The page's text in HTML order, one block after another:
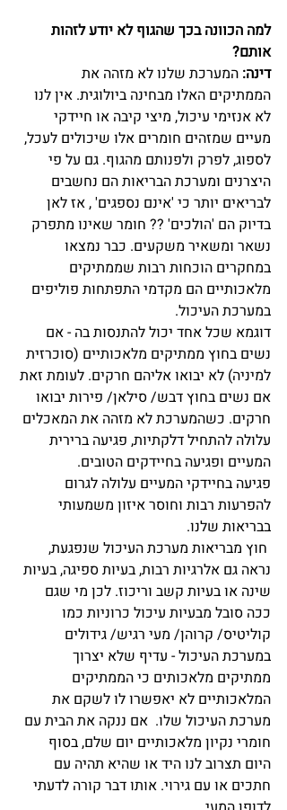
למה הכוונה בכך שהגוף לא יודע לזהות
אותם?
דינה: המערכת שלנו לא מזהה את
הממתיקים האלו מבחינה ביולוגית. אין לנו
לא אנזימי עיכול, מיצי קיבה או חיידקי
מעיים שמזהים חומרים אלו שיכולים לעכל,
לספוג, לפרק ולפנותם מהגוף. גם על פי
היצרנים ומערכת הבריאות הם נחשבים
לבריאים יותר כי 'אינם נספגים' , אז לאן
בדיוק הם 'הולכים' ?? חומר שאינו מתפרק
נשאר ומשאיר משקעים. כבר נמצאו
במחקרים הוכחות רבות שממתיקים
מלאכותיים הם מקדמי התפתחות פוליפים
במערכת העיכול.
דוגמא שכל אחד יכול להתנסות בה - אם
נשים בחוץ ממתיקים מלאכותיים (סוכרזית
למיניה) לא יבואו אליהם חרקים. לעומת זאת
אם נשים בחוץ דבש/ סילאן/ פירות יבואו
חרקים. כשהמערכת לא מזהה את המאכלים
עלולה להתחיל דלקתיות, פגיעה ברירית
המעיים ופגיעה בחיידקים הטובים.
פגיעה בחיידקי המעיים עלולה לגרום
להפרעות רבות וחוסר איזון משמעותי
בבריאות שלנו.
חוץ מבריאות מערכת העיכול שנפגעת,
נראה גם אלרגיות רבות, בעיות ספיגה, בעיות
שינה או בעיות קשב וריכוז. לכן מי שגם
ככה סובל מבעיות עיכול כרוניות כמו
קוליטיס/ קרוהן/ מעי רגיש/ גידולים
במערכת העיכול - עדיף שלא יצרוך
ממתיקים מלאכותים כי הממתיקים
המלאכותיים לא יאפשרו לו לשקם את
מערכת העיכול שלו.  אם ננקה את הבית עם
חומרי נקיון מלאכותיים יום שלם, בסוף
היום תצרוב לנו היד או שהיא תהיה עם
חתכים או עם גירוי. אותו דבר קורה לדעתי